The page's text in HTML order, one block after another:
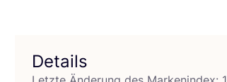
Details